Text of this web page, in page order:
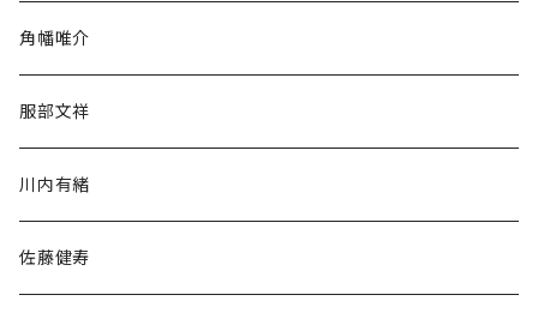
民族・風習
角幡唯介
服部文祥
川内有緒
佐藤健寿